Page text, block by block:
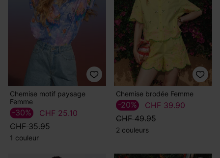
Chemise motif paysage
Femme
CHF 25.10
CHF 35.95
-30%
1 couleur
Chemise brodée Femme
CHF 39.90
CHF 49.95
-20%
2 couleurs